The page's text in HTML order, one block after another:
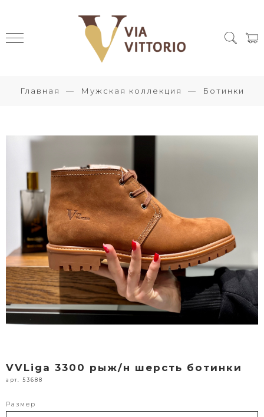
Главная Мужская коллекция Ботинки
VVLiga 3300 рыж/н шерсть ботинки
арт. 53688
Размер